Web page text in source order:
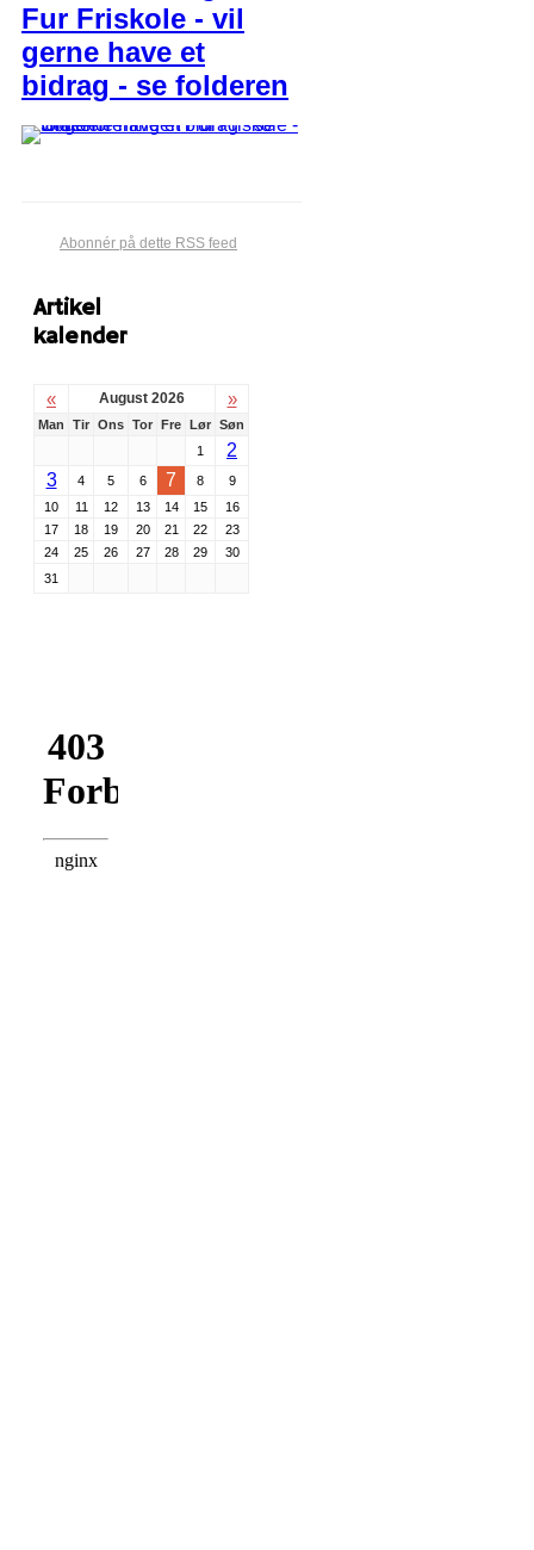
Fur Friskole - vil
gerne have et
bidrag - se folderen
Abonnér på dette RSS feed
Artikel
kalender
« August 2026 »
Man Tir Ons Tor Fre Lør Søn
1
2
3
4 5 6 7 8
9
10
11 12 13 14 15
16
17
18 19 20 21 22
23
24
25 26 27 28 29
30
31